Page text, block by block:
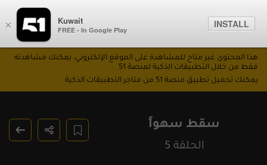
× Kuwait
FREE - In Google Play
INSTALL
سقط سهواً
الحلقة 5
هذا المحتوى غير متاح للمشاهدة على الموقع الإلكتروني، يمكنك مشاهدته
فقط من خلال التطبيقات الذكية لمنصة 51
يمكنك تحميل تطبيق منصة 51 من متاجر التطبيقات الذكية